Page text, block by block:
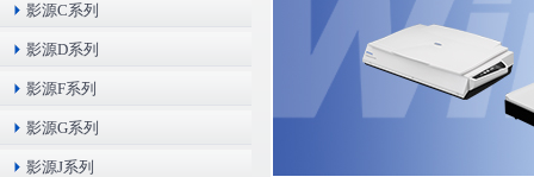
影源C系列
影源D系列
影源F系列
影源G系列
影源J系列